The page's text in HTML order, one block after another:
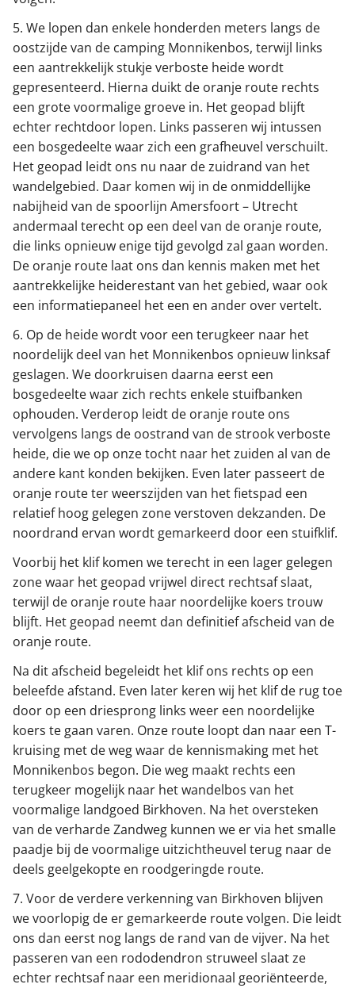
5. We lopen dan enkele honderden meters langs de
oostzijde van de camping Monnikenbos, terwijl links
een aantrekkelijk stukje verboste heide wordt
gepresenteerd. Hierna duikt de oranje route rechts
een grote voormalige groeve in. Het geopad blijft
echter rechtdoor lopen. Links passeren wij intussen
een bosgedeelte waar zich een grafheuvel verschuilt.
Het geopad leidt ons nu naar de zuidrand van het
wandelgebied. Daar komen wij in de onmiddellijke
nabijheid van de spoorlijn Amersfoort – Utrecht
andermaal terecht op een deel van de oranje route,
die links opnieuw enige tijd gevolgd zal gaan worden.
De oranje route laat ons dan kennis maken met het
aantrekkelijke heiderestant van het gebied, waar ook
een informatiepaneel het een en ander over vertelt.
6. Op de heide wordt voor een terugkeer naar het
noordelijk deel van het Monnikenbos opnieuw linksaf
geslagen. We doorkruisen daarna eerst een
bosgedeelte waar zich rechts enkele stuifbanken
ophouden. Verderop leidt de oranje route ons
vervolgens langs de oostrand van de strook verboste
heide, die we op onze tocht naar het zuiden al van de
andere kant konden bekijken. Even later passeert de
oranje route ter weerszijden van het fietspad een
relatief hoog gelegen zone verstoven dekzanden. De
noordrand ervan wordt gemarkeerd door een stuifklif.
Voorbij het klif komen we terecht in een lager gelegen
zone waar het geopad vrijwel direct rechtsaf slaat,
terwijl de oranje route haar noordelijke koers trouw
blijft. Het geopad neemt dan definitief afscheid van de
oranje route.
Na dit afscheid begeleidt het klif ons rechts op een
beleefde afstand. Even later keren wij het klif de rug toe
door op een driesprong links weer een noordelijke
koers te gaan varen. Onze route loopt dan naar een T-
kruising met de weg waar de kennismaking met het
Monnikenbos begon. Die weg maakt rechts een
terugkeer mogelijk naar het wandelbos van het
voormalige landgoed Birkhoven. Na het oversteken
van de verharde Zandweg kunnen we er via het smalle
paadje bij de voormalige uitzichtheuvel terug naar de
deels geelgekopte en roodgeringde route.
7. Voor de verdere verkenning van Birkhoven blijven
we voorlopig de er gemarkeerde route volgen. Die leidt
ons dan eerst nog langs de rand van de vijver. Na het
passeren van een rododendron struweel slaat ze
echter rechtsaf naar een meridionaal georiënteerde,